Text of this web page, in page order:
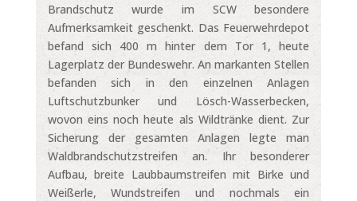
Brandschutz wurde im SCW besondere
Aufmerksamkeit geschenkt. Das Feuerwehrdepot
befand sich 400 m hinter dem Tor 1, heute
Lagerplatz der Bundeswehr. An markanten Stellen
befanden sich in den einzelnen Anlagen
Luftschutzbunker und Lösch-Wasserbecken,
wovon eins noch heute als Wildtränke dient. Zur
Sicherung der gesamten Anlagen legte man
Waldbrandschutzstreifen an. Ihr besonderer
Aufbau, breite Laubbaumstreifen mit Birke und
Weißerle, Wundstreifen und nochmals ein